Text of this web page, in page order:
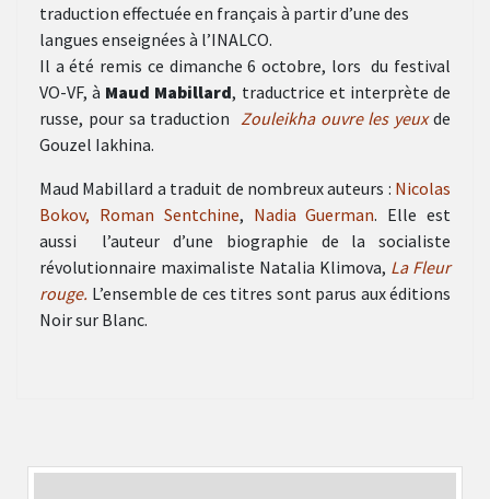
traduction effectuée en français à partir d’une des
langues enseignées à l’INALCO.
Il a été remis ce dimanche 6 octobre, lors du festival
VO-VF, à Maud Mabillard, traductrice et interprète de
russe, pour sa traduction Zouleikha ouvre les yeux de
Gouzel Iakhina.
Maud Mabillard a traduit de nombreux auteurs : Nicolas
Bokov, Roman Sentchine, Nadia Guerman. Elle est
aussi l’auteur d’une biographie de la socialiste
révolutionnaire maximaliste Natalia Klimova, La Fleur
rouge. L’ensemble de ces titres sont parus aux éditions
Noir sur Blanc.